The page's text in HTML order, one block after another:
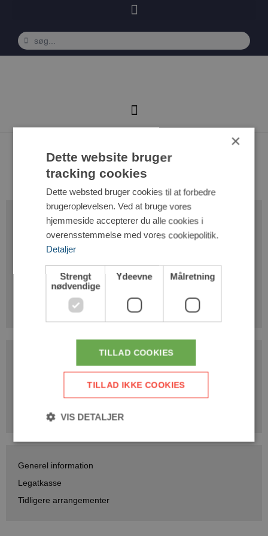
Kristian Munk
Gjøl Gymnastik og Boldklub
Rønnebærvej 12, Gjøl
9440 Aabybro
Tlf.: 98277122
CVR: 30751698
Mail:info@gjoelgb.dk
Hjertestarter i hallen
Generel information
Legatkasse
Tidligere arrangementer
×
Dette website bruger
tracking cookies
Dette websted bruger cookies til at forbedre
brugeroplevelsen. Ved at bruge vores
hjemmeside accepterer du alle cookies i
overensstemmelse med vores cookiepolitik.
Detaljer
Strengt
nødvendige
Ydeevne Målretning
TILLAD COOKIES
TILLAD IKKE COOKIES
VIS DETALJER
Strengt nødvendige
Strengt nødvendige cookies tillader
kernewebsfunktionalitet såsom bruger login og
kontostyring. Hjemmesiden kan ikke bruges korrekt